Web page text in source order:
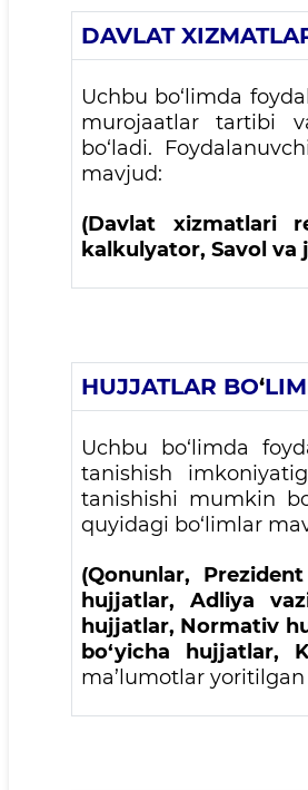
DAVLAT
Uchbu bo‘limda
murojaatlar tartibi
bo‘ladi.
mavjud:
(Davlat xizmatlari
kalkulyator, Savol va
HUJJATLAR BO‘
Uchbu bo‘limda
tanishish
tanishishi mumkin
quyidagi bo‘limlar
(Qonunlar,
hujjatlar, Adliya
hujjatlar, Normativ
bo‘yicha hujjatlar,
ma’ lumotlar yoritilgan